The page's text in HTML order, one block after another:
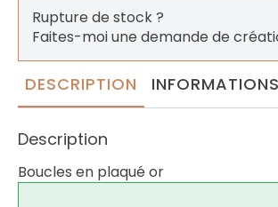
Rupture de stock ?
Faites-moi une demande de
DESCRIPTION
Description
Boucles en plaqué or